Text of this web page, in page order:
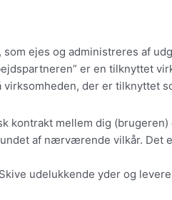
som ejes og administreres af
er en tilknyttet
virksomheden, der er tilknyttet
kontrakt mellem dig
af nærværende vilkår. Det
udelukkende yder og